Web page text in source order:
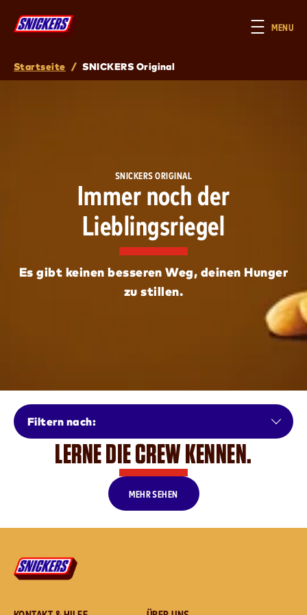
MENU
Breadcrumb
Startseite / SNICKERS Original
SNICKERS ORIGINAL
Immer noch der
Lieblingsriegel
Es gibt keinen besseren Weg, deinen Hunger
zu stillen.
Filtern nach:
LERNE DIE CREW KENNEN.
MEHR SEHEN